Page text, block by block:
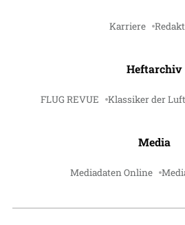
Karriere
Heftarchiv
FLUG REVUE Klassiker der
Media
Mediadaten Online